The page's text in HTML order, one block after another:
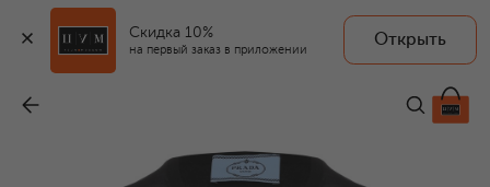
Скидка 10%
на первый заказ в приложении
Открыть
98 000 ₽